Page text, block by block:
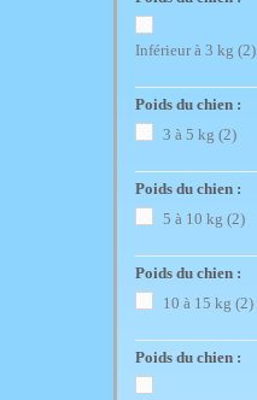
Inférieur à 3 kg (2)
Poids du chien :
3 à 5 kg (2)
Poids du chien :
5 à 10 kg (2)
Poids du chien :
10 à 15 kg (2)
Poids du chien :